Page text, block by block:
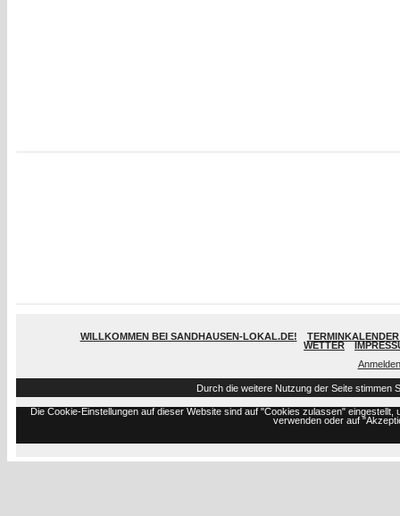
WILLKOMMEN BEI SANDHAUSEN-LOKAL.DE!
TERMINKALENDER
WETTER
Anmelden
Durch die weitere Nutzung der Seite stimmen
Die Cookie-Einstellungen auf dieser Website sind auf "Cookies zulassen"
verwenden oder auf